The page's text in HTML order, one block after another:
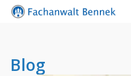
Blog